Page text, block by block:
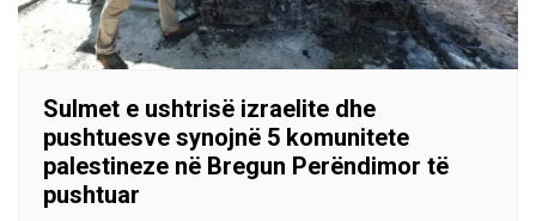
Sulmet e ushtrisë izraelite dhe
pushtuesve synojnë 5 komunitete
palestineze në Bregun Perëndimor të
pushtuar